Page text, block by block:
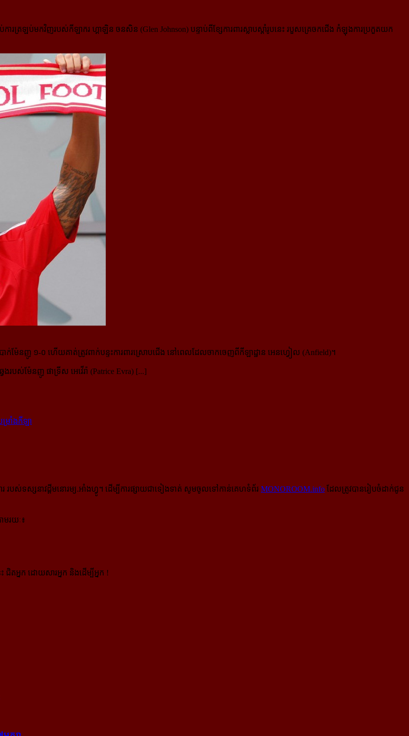
រឡប់មកវិញ​របស់​កីឡាករ ហ្គាឡិន ចនសិន (Glen Johnson) បន្ទាប់ពីខ្សែការពារស្លាបស្តាំរូបនេះ របួសគ្រេចកជើង កំឡុងការប្រកួតយក​
ម៉ែនញូ ១-០ ហើយ​គាត់ត្រូវពាក់បន្ទះការពារស្រោបជើង នៅពេលដែលចាកចេញពីកីឡាដ្ឋាន អេនហ្វៀល (Anfield)។
របស់ម៉ែនញូ ផាទ្រីស អេវើរ៉ា (Patrice Evra) [...]
រាំងកីឡា
ទស្សនាវដ្ដីមនោរម្យ.អាំងហ្វូ។ ដើម្បីការផ្សាយជាទៀងទាត់ សូមចូលទៅកាន់​គេហទំព័រ MONOROOM.info ដែលត្រូវបានរៀបចំដាក់ជូន
មរយៈ៖
ជិតអ្នក ដោយសារអ្នក និងដើម្បីអ្នក !